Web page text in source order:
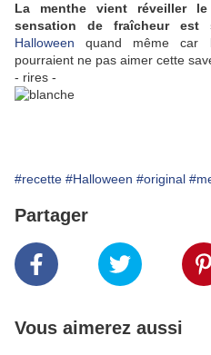
La menthe vient réveiller
sensation de fraîcheur est
Halloween quand même car
pourraient ne pas aimer cette
- rires -
#recette #Halloween #original
Partager
Vous aimerez aussi